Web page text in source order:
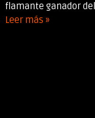
flamante ganador
Leer más »